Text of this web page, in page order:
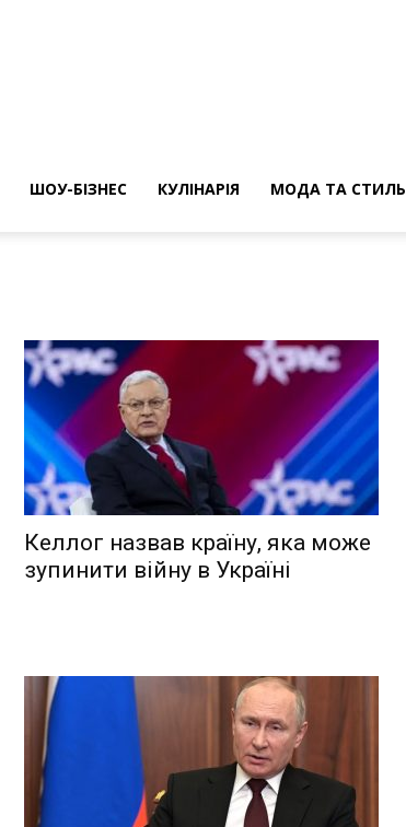
ШОУ-БІЗНЕС КУЛІНАРІЯ МОДА ТА СТИЛЬ
Келлог назвав країну, яка може
зупинити війну в Україні